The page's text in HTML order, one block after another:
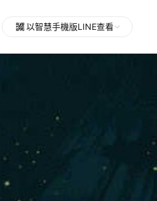
以智慧手機版LINE查看